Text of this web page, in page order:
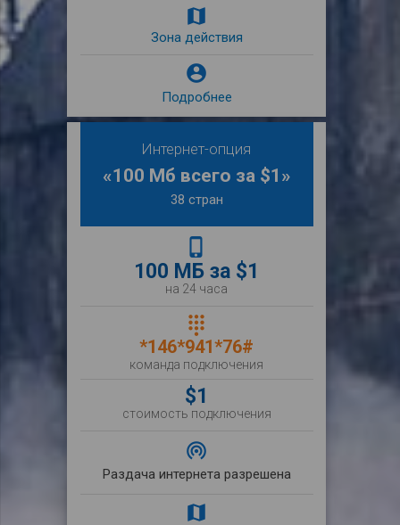
map
Зона действия

Подробнее
Интернет-опция
«100 Мб всего за $1»
38 стран
phone_iphone
100 МБ за $1
на 24 часа
dialpad
*146*941*76#
команда подключения
$1
стоимость подключения
wifi_tethering
Раздача интернета разрешена
map